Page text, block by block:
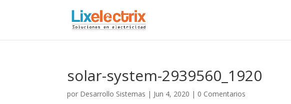
solar-system-2939560_1920
por Desarrollo Sistemas | Jun 4, 2020 | 0 Comentarios